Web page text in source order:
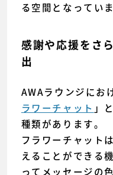
る空間となっていま
感謝や応援をさ
出
AWAラウンジにお
ラワーチャット 」
種類があります。
フラワーチャット
えることができる
ってメッセージの